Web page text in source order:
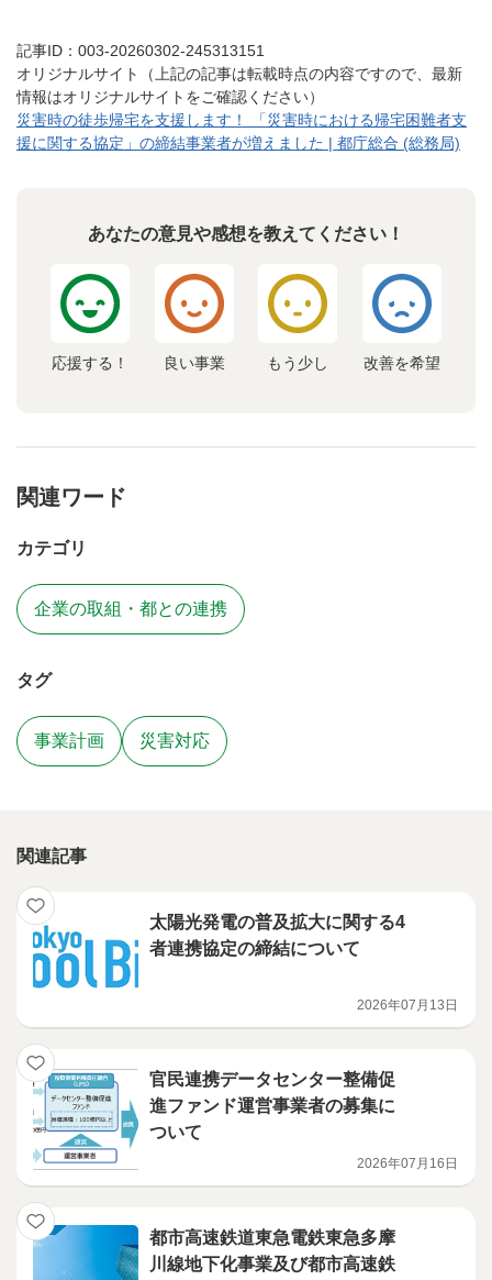
記事ID：003-20260302-245313151
オリジナルサイト（上記の記事は転載時点の内容ですので、最新
情報はオリジナルサイトをご確認ください）
災害時の徒歩帰宅を支援します！ 「災害時における帰宅困難者支
援に関する協定」の締結事業者が増えました | 都庁総合 (総務局)
あなたの意見や感想を教えてください！
応援する！ 良い事業 もう少し 改善を希望
関連ワード
カテゴリ
企業の取組・都との連携
タグ
事業計画 災害対応
関連記事
太陽光発電の普及拡大に関する4
者連携協定の締結について
2026年07月13日
官民連携データセンター整備促
進ファンド運営事業者の募集に
ついて
2026年07月16日
都市高速鉄道東急電鉄東急多摩
川線地下化事業及び都市高速鉄